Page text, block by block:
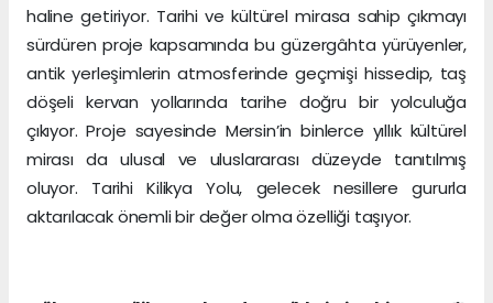
haline getiriyor. Tarihi ve kültürel mirasa sahip çıkmayı
sürdüren proje kapsamında bu güzergâhta yürüyenler,
antik yerleşimlerin atmosferinde geçmişi hissedip, taş
döşeli kervan yollarında tarihe doğru bir yolculuğa
çıkıyor. Proje sayesinde Mersin’in binlerce yıllık kültürel
mirası da ulusal ve uluslararası düzeyde tanıtılmış
oluyor. Tarihi Kilikya Yolu, gelecek nesillere gururla
aktarılacak önemli bir değer olma özelliği taşıyor.